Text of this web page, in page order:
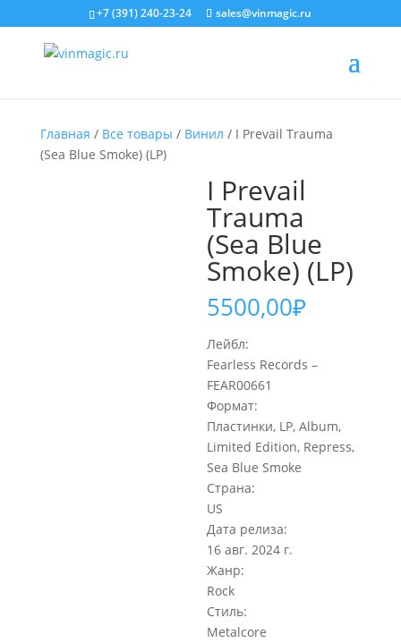
+7 (391) 240-23-24 sales@vinmagic.ru
Главная / Все товары / Винил / I Prevail Trauma
(Sea Blue Smoke) (LP)
I Prevail
Trauma
(Sea Blue
Smoke) (LP)
5500,00₽
Лейбл:
Fearless Records –
FEAR00661
Формат:
Пластинки, LP, Album,
Limited Edition, Repress,
Sea Blue Smoke
Страна:
US
Дата релиза:
16 авг. 2024 г.
Жанр:
Rock
Стиль:
Metalcore